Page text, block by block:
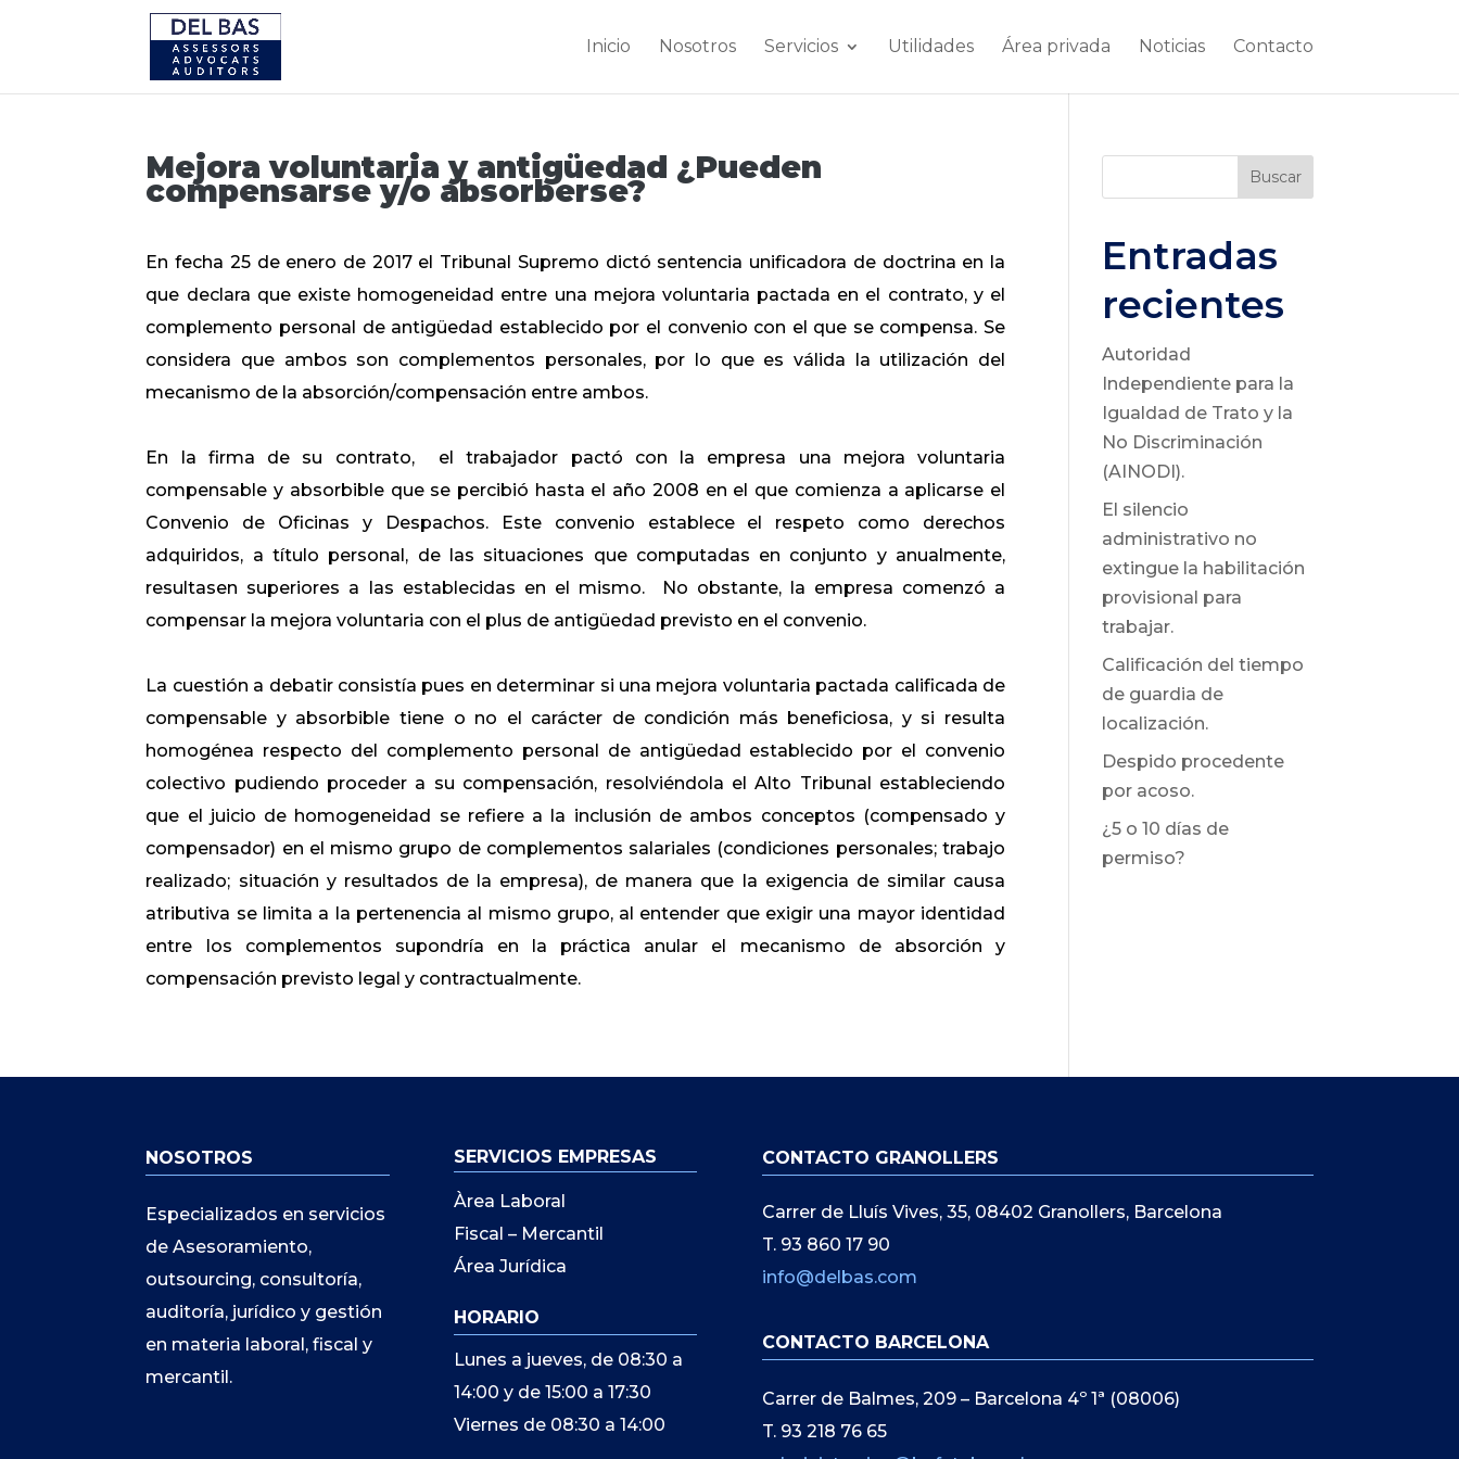
Inicio Nosotros Servicios Utilidades Área privada Noticias Contacto
Mejora voluntaria y antigüedad ¿Pueden
compensarse y/o absorberse?
En fecha 25 de enero de 2017 el Tribunal Supremo dictó sentencia unificadora de doctrina en la
que declara que existe homogeneidad entre una mejora voluntaria pactada en el contrato, y el
complemento personal de antigüedad establecido por el convenio con el que se compensa. Se
considera que ambos son complementos personales, por lo que ​es válida la utilización del
mecanismo de la absorción/compensación entre ambos.​
En la firma de su contrato, el ​trabajador pactó con la empresa una mejora voluntaria
compensable y absorbible que se percibió hasta el año 2008 en el ​que comienza a aplicarse el
Convenio de Oficinas y Despachos. Este convenio establece el respeto como derechos
adquiridos, a título personal, de las situaciones que computadas en conjunto y anualmente,
resultasen superiores a las establecidas en el mismo. No obstante, la empresa comenzó a
compensar la mejora voluntaria con el plus de antigüedad previsto en el convenio.
La cuestión a debatir consistía pues en determinar si una mejora voluntaria pactada calificada de
compensable y absorbible tiene o no el carácter de condición más beneficiosa, y si resulta
homogénea respecto del complemento personal de antigüedad establecido por el convenio
colectivo pudiendo proceder a su compensación, resolviéndola el Alto Tribunal estableciendo
que el juicio de homogeneidad se refiere a la inclusión de ambos conceptos (compensado y
compensador) en el mismo grupo de complementos salariales (condiciones personales; trabajo
realizado; situación y resultados de la empresa), de manera que la exigencia de similar causa
atributiva se limita a la pertenencia al mismo grupo, al entender que exigir una mayor identidad
entre los complementos supondría en la práctica anular el mecanismo de absorción y
compensación previsto legal y contractualmente.
Buscar
Entradas
recientes
Autoridad
Independiente para la
Igualdad de Trato y la
No Discriminación
(AINODI).
El silencio
administrativo no
extingue la habilitación
provisional para
trabajar.
Calificación del tiempo
de guardia de
localización.
Despido procedente
por acoso.
¿5 o 10 días de
permiso?
NOSOTROS
Especializados en servicios
de Asesoramiento,
outsourcing, consultoría,
auditoría, jurídico y gestión
en materia laboral, fiscal y
mercantil.
SERVICIOS EMPRESAS
Àrea Laboral
Fiscal – Mercantil
Área Jurídica
HORARIO
Lunes a jueves, de 08:30 a
14:00 y de 15:00 a 17:30
Viernes de 08:30 a 14:00
CONTACTO GRANOLLERS
Carrer de Lluís Vives, 35, 08402 Granollers, Barcelona
T. 93 860 17 90
info@delbas.com
CONTACTO BARCELONA
Carrer de Balmes, 209 – Barcelona 4º 1ª (08006)
T. 93 218 76 65